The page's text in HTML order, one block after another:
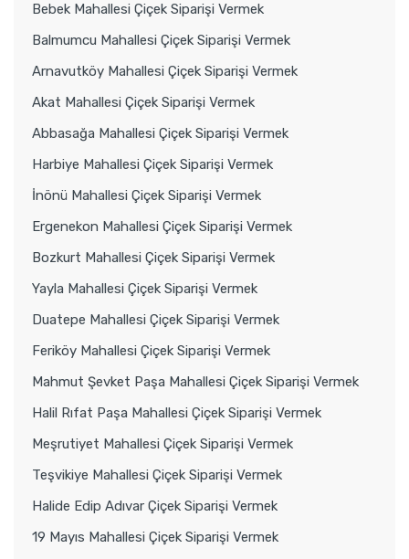
Bebek Mahallesi Çiçek Siparişi Vermek
Balmumcu Mahallesi Çiçek Siparişi Vermek
Arnavutköy Mahallesi Çiçek Siparişi Vermek
Akat Mahallesi Çiçek Siparişi Vermek
Abbasağa Mahallesi Çiçek Siparişi Vermek
Harbiye Mahallesi Çiçek Siparişi Vermek
İnönü Mahallesi Çiçek Siparişi Vermek
Ergenekon Mahallesi Çiçek Siparişi Vermek
Bozkurt Mahallesi Çiçek Siparişi Vermek
Yayla Mahallesi Çiçek Siparişi Vermek
Duatepe Mahallesi Çiçek Siparişi Vermek
Feriköy Mahallesi Çiçek Siparişi Vermek
Mahmut Şevket Paşa Mahallesi Çiçek Siparişi Vermek
Halil Rıfat Paşa Mahallesi Çiçek Siparişi Vermek
Meşrutiyet Mahallesi Çiçek Siparişi Vermek
Teşvikiye Mahallesi Çiçek Siparişi Vermek
Halide Edip Adıvar Çiçek Siparişi Vermek
19 Mayıs Mahallesi Çiçek Siparişi Vermek